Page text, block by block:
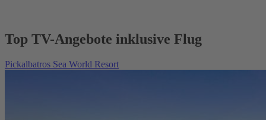
Top TV-Angebote inklusive Flug
Pickalbatros Sea World Resort